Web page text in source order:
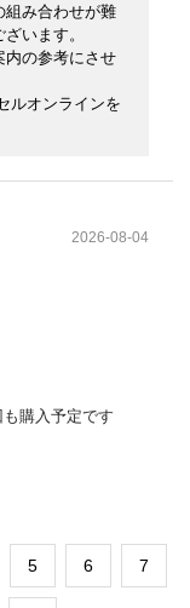
組み合わせが難
います。
内の参考にさせ
ルオンラインを
2026-08-04
購入予定です
​5 ​6 ​7